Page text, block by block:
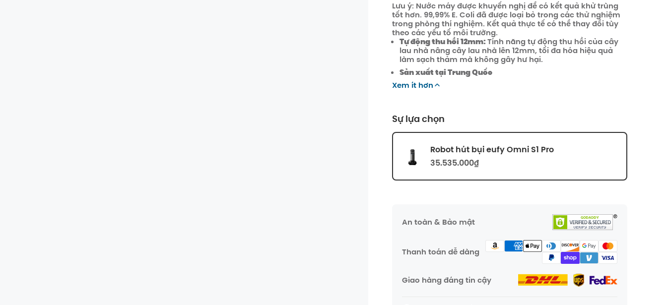
Lưu ý: Nước máy được khuyến nghị để có kết quả khử trùng
tốt hơn. 99,99% E. Coli đã được loại bỏ trong các thử nghiệm
trong phòng thí nghiệm. Kết quả thực tế có thể thay đổi tùy
theo các yếu tố môi trường.
Tự động thu hồi 12mm:Tính năng tự động thu hồi của cây
lau nhà nâng cây lau nhà lên 12mm, tối đa hóa hiệu quả
làm sạch thảm mà không gây hư hại.
Sản xuất tại Trung Quốc
Xem ít hơn
Sự lựa chọn
Robot hút bụi eufy Omni S1 Pro
35.535.000₫
An toàn & Bảo mật
Thanh toán dễ dàng
Giao hàng đáng tin cậy